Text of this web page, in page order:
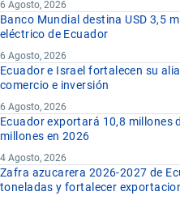
6 Agosto, 2026
Banco Mundial destina USD 3,5
eléctrico de Ecuador
6 Agosto, 2026
Ecuador e Israel fortalecen su
comercio e inversión
6 Agosto, 2026
Ecuador exportará 10,8 millones
millones en 2026
4 Agosto, 2026
Zafra azucarera 2026-2027 de
toneladas y fortalecer